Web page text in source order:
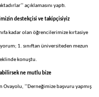
açıklamasını yaptı.
destekçisi ve takipçisiyiz
kadar olan öğrencilerimize kırtasiye
1. sınıftan üniversiteden mezun
konuştu.
ne mutlu bize
Ovayolu, ‘’Derneğimize başvuru yapmış